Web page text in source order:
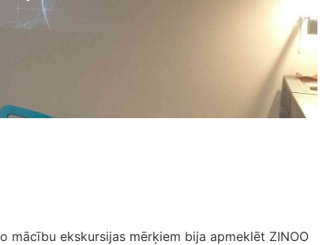
mācību ekskursijas mērķiem bija apmeklēt ZINOO